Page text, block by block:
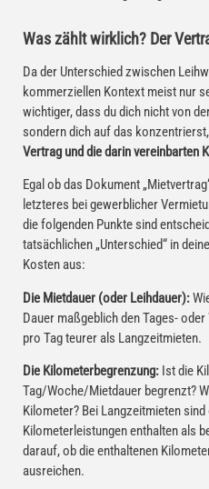
Was zählt wirklich? Der
Da der Unterschied zwischen
kommerziellen Kontext meist nur
wichtiger, dass du dich nicht von
sondern dich auf das
Vertrag und die darin vereinbarten
Egal ob das Dokument
letzteres bei gewerblicher
die folgenden Punkte sind
tatsächlichen „Unterschied“ in
Kosten aus:
Die Mietdauer (oder Leihdauer):
Dauer maßgeblich den Tages-
pro Tag teurer als Langzeitmieten.
Die Kilometerbegrenzung: Ist die
Tag/Woche/Mietdauer begrenzt?
Kilometer? Bei Langzeitmieten
Kilometerleistungen enthalten als
darauf, ob die enthaltenen
ausreichen.